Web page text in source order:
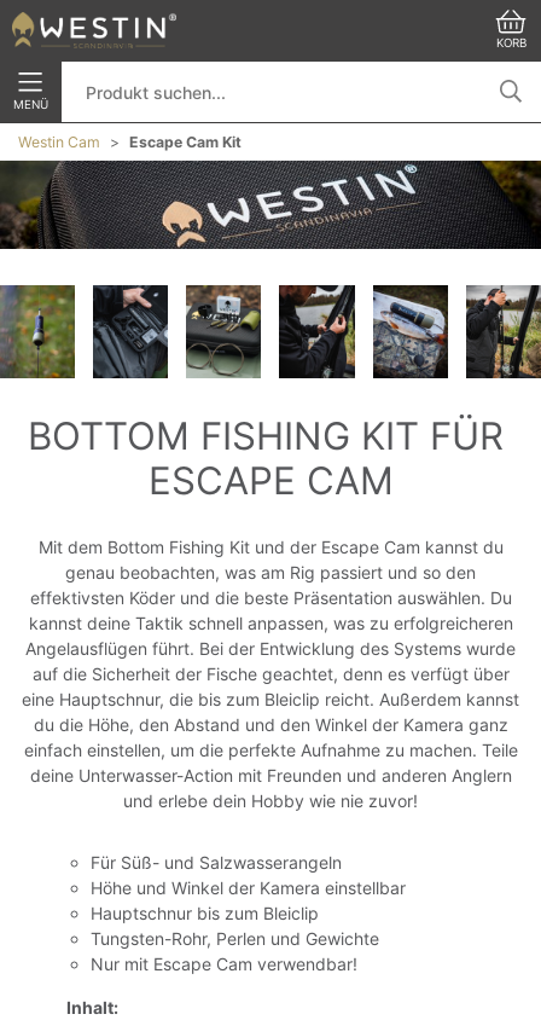
KORB
MENÜ
Westin Cam Escape Cam Kit
BOTTOM FISHING KIT FÜR
ESCAPE CAM
Mit dem Bottom Fishing Kit und der Escape Cam kannst du
genau beobachten, was am Rig passiert und so den
effektivsten Köder und die beste Präsentation auswählen. Du
kannst deine Taktik schnell anpassen, was zu erfolgreicheren
Angelausflügen führt. Bei der Entwicklung des Systems wurde
auf die Sicherheit der Fische geachtet, denn es verfügt über
eine Hauptschnur, die bis zum Bleiclip reicht. Außerdem kannst
du die Höhe, den Abstand und den Winkel der Kamera ganz
einfach einstellen, um die perfekte Aufnahme zu machen. Teile
deine Unterwasser-Action mit Freunden und anderen Anglern
und erlebe dein Hobby wie nie zuvor!
Für Süß- und Salzwasserangeln
Höhe und Winkel der Kamera einstellbar
Hauptschnur bis zum Bleiclip
Tungsten-Rohr, Perlen und Gewichte
Nur mit Escape Cam verwendbar!
Inhalt: